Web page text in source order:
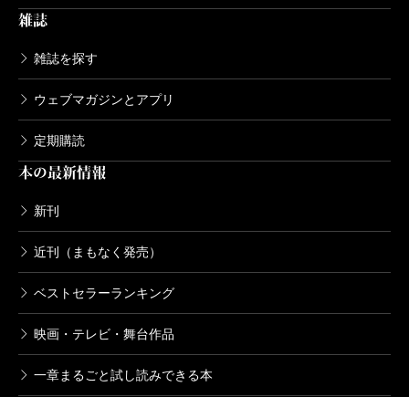
雑誌
雑誌を探す
ウェブマガジンとアプリ
定期購読
本の最新情報
新刊
近刊（まもなく発売）
ベストセラーランキング
映画・テレビ・舞台作品
一章まるごと試し読みできる本